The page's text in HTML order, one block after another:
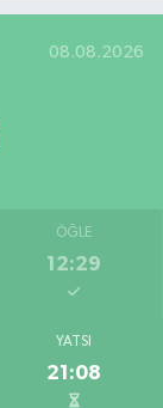
08.08.2026
ÖĞLE
12:29
YATSI
21:08